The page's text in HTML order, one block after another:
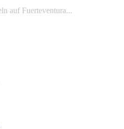
auf Fuerteventura...